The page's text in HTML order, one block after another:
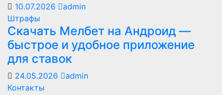
10.07.2026
admin
Штрафы
Скачать Мелбет на Андроид —
быстрое и удобное приложение
для ставок
24.05.2026
admin
Контакты